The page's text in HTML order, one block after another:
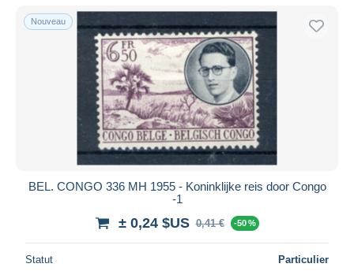
Nouveau
BEL. CONGO 336 MH 1955 - Koninklijke reis door Congo
-1
± 0,24 $US 0,41 € -50 %
Statut Particulier